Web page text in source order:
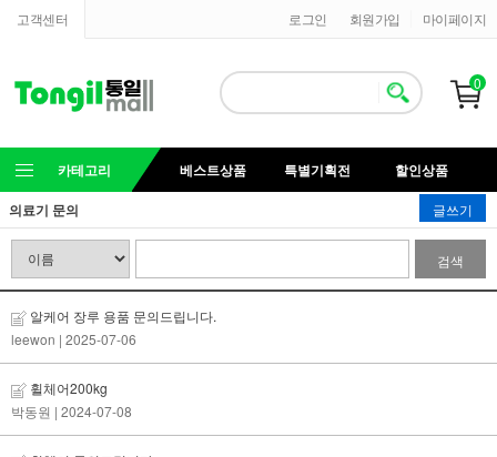
고객센터 마이페이지
회원가입
로그인
0
카테고리 베스트상품 특별기획전
할인상품
의료기 문의
글쓰기
검색
알케어 장루 용품 문의드립니다.
leewon | 2025-07-06
휠체어200kg
박동원 | 2024-07-08